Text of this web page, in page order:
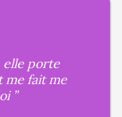
elle porte
me fait me